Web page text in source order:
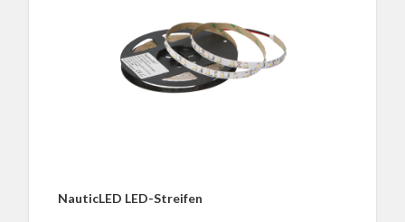
NauticLED LED-Streifen